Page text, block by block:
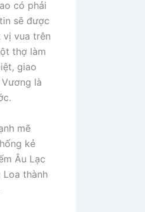
có phải
sẽ được
vị vua trên
thợ làm
giao
là
mẽ
kẻ
Âu Lạc
thành